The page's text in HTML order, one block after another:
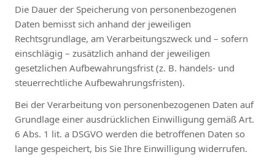
Die Dauer der Speicherung von personenbezogenen
Daten bemisst sich anhand der jeweiligen
Rechtsgrundlage, am Verarbeitungszweck und – sofern
einschlägig – zusätzlich anhand der jeweiligen
gesetzlichen Aufbewahrungsfrist (z. B. handels- und
steuerrechtliche Aufbewahrungsfristen).
Bei der Verarbeitung von personenbezogenen Daten auf
Grundlage einer ausdrücklichen Einwilligung gemäß Art.
6 Abs. 1 lit. a DSGVO werden die betroffenen Daten so
lange gespeichert, bis Sie Ihre Einwilligung widerrufen.